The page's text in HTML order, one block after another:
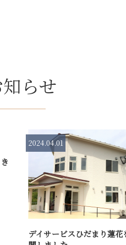
らせ
2024.04.01
デイサービスひだまり蓮花